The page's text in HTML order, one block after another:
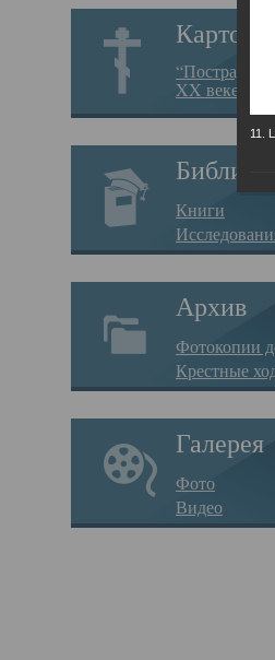
Картотека
XX веке на
Книги
Архив
Фотокопии
Крестные
Галерея
Фото
Видео
11.